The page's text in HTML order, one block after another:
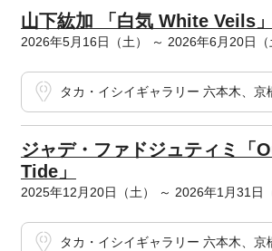
山下紘加 「白気 White Veils」
2026年5月16日（土） ～ 2026年6月20日（
タカ・イシイギャラリー 六本木、京
ジャデ・ファドジュティミ「
Tide」
2025年12月20日（土） ～ 2026年1月31日
タカ・イシイギャラリー 六本木、京